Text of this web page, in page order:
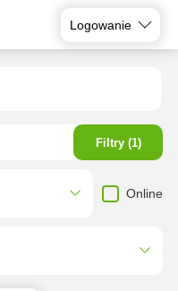
Logowanie
Filtry (1)
Online